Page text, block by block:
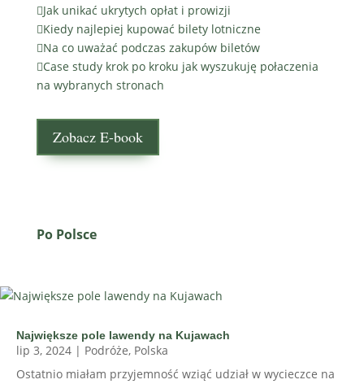
Jak unikać ukrytych opłat i prowizji
Kiedy najlepiej kupować bilety lotniczne
Na co uważać podczas zakupów biletów
Case study krok po kroku jak wyszukuję połaczenia
na wybranych stronach
Zobacz E-book
Po Polsce
Największe pole lawendy na Kujawach
lip 3, 2024 | Podróże, Polska
Ostatnio miałam przyjemność wziąć udział w wycieczce na